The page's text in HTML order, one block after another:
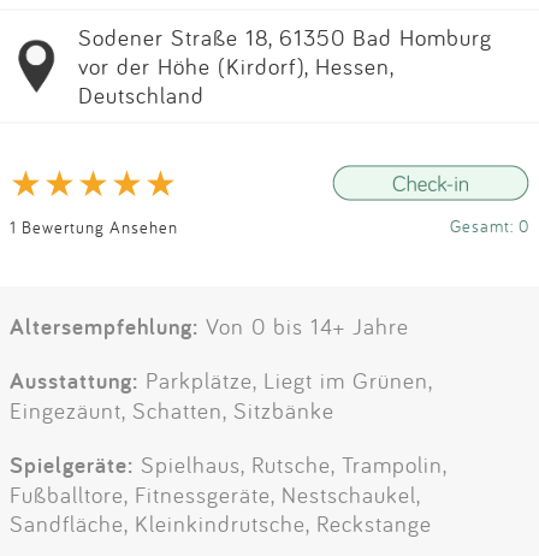
Sodener Straße 18, 61350 Bad Homburg
vor der Höhe (Kirdorf), Hessen,
Deutschland
1 Bewertung Ansehen Gesamt: 0
Altersempfehlung: Von 0 bis 14+ Jahre
Ausstattung: Parkplätze, Liegt im Grünen,
Eingezäunt, Schatten, Sitzbänke
Spielgeräte: Spielhaus, Rutsche, Trampolin,
Fußballtore, Fitnessgeräte, Nestschaukel,
Sandfläche, Kleinkindrutsche, Reckstange